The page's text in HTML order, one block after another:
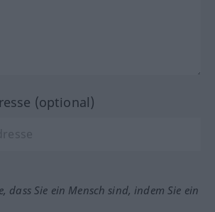
(optional)
dass Sie ein Mensch sind, indem Sie ein